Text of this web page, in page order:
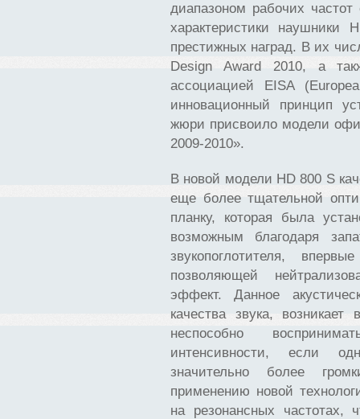
диапазоном рабочих
характеристики наушники
престижных наград. В их
Design Award 2010, а
ассоциацией EISA
инновационный принцип
жюри присвоило модели
2009-2010».
В новой модели HD 800 S
еще более тщательной
планку, которая была
возможным благодаря
звукопоглотителя,
позволяющей
эффект. Данное
качества звука,
неспособно
интенсивности, если
значительно более
применению новой
на резонансных частотах,